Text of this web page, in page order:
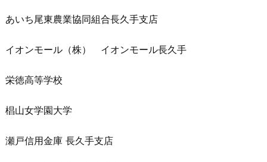
あいち尾東農業協同組合長久手支店
イオンモール（株） イオンモール長久手
栄徳高等学校
椙山女学園大学
瀬戸信用金庫 長久手支店